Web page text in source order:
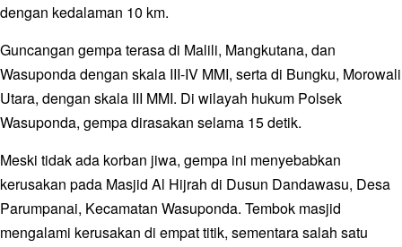
dengan kedalaman 10 km.
Guncangan gempa terasa di Malili, Mangkutana, dan
Wasuponda dengan skala III-IV MMI, serta di Bungku, Morowali
Utara, dengan skala III MMI. Di wilayah hukum Polsek
Wasuponda, gempa dirasakan selama 15 detik.
Meski tidak ada korban jiwa, gempa ini menyebabkan
kerusakan pada Masjid Al Hijrah di Dusun Dandawasu, Desa
Parumpanai, Kecamatan Wasuponda. Tembok masjid
mengalami kerusakan di empat titik, sementara salah satu